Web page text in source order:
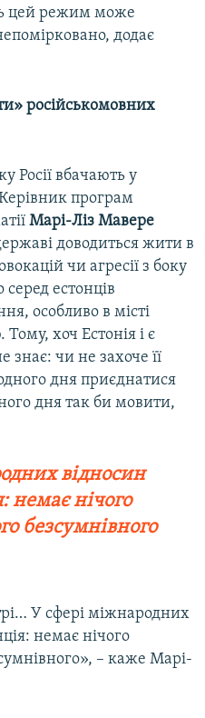
цей режим може
додає
російськомовних
Росії вбачають у
програм
Марі-Ліз Мавере
доводиться жити в
чи агресії з боку
серед естонців
особливо в місті
хоч Естонія і є
знає: чи не захоче її
дня приєднатися
дня так би мовити,
відносин
немає нічого
безсумнівного
У сфері міжнародних
немає нічого
– каже Марі-